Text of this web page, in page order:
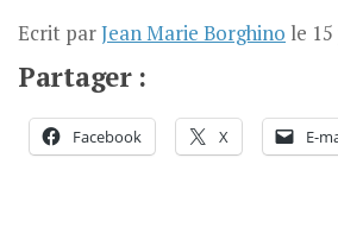
Ecrit parJean Marie Borghino le
Partager :
Facebook X E-